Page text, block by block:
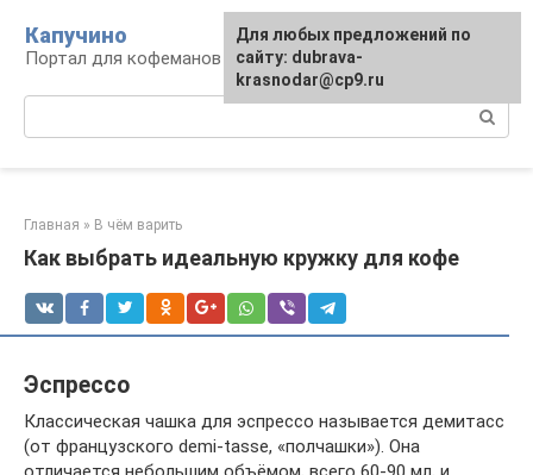
контенту
Капучино
Портал для кофеманов
Главная » В чём варить
Как выбрать идеальную кружку для кофе
Эспрессо
Классическая чашка для эспрессо называется демитасс
(от французского demi-tasse, «полчашки»). Она
Для любых предложений по
сайту: dubrava-
krasnodar@cp9.ru